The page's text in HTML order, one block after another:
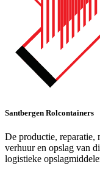
Santbergen Rolcontainers
De productie, reparatie,
verhuur en opslag van
logistieke